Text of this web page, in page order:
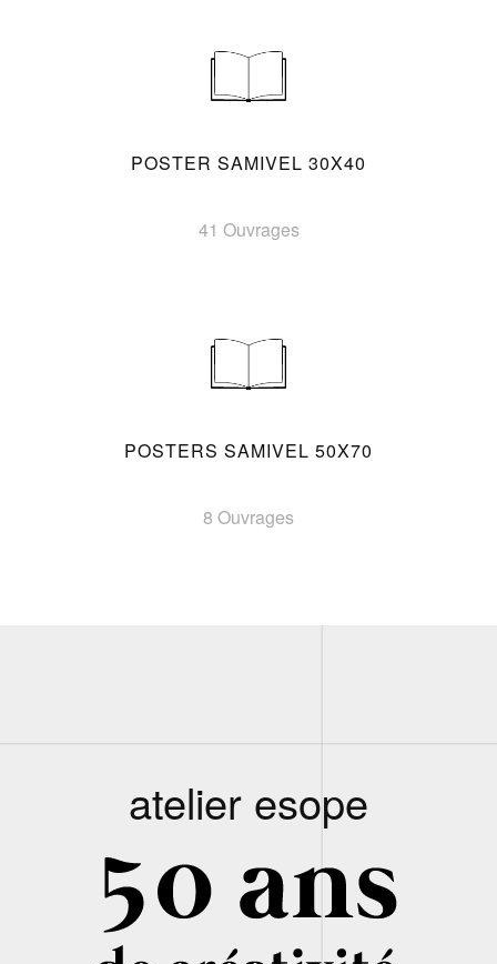
POSTER SAMIVEL 30X40
41 Ouvrages
POSTERS SAMIVEL 50X70
8 Ouvrages
atelier esope